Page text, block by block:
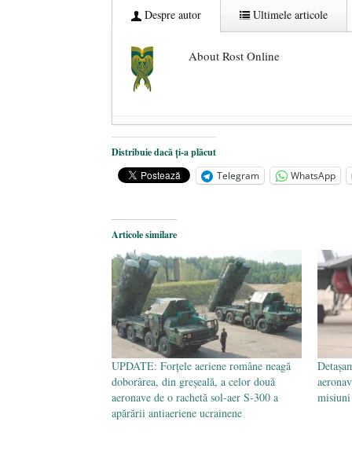
Despre autor Ultimele articole
About Rost Online
Dezvăluiri cutremurătoare
Statul care servește Națiunea - 21
Legea Vexler produce efecte.
Distribuie dacă ți-a plăcut
Telegram
WhatsApp
Articole similare
UPDATE: Forțele aeriene române neagă
doborârea, din greșeală, a celor două
aeronave de o rachetă sol-aer S-300 a
apărării antiaeriene ucrainene